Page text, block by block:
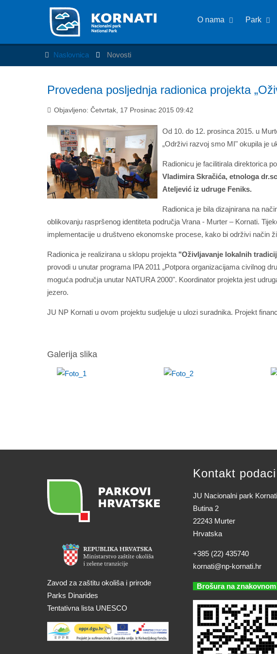
O nama Park
Naslovnica Novosti
Provedena posljednja radionica projekta
Objavljeno: Četvrtak, 17 Prosinac 2015 09:42
Od 10. do 12. prosinca 2015. u
„Održivi razvoj smo MI" okupila je
Radionicu je facilitirala direktorica
Vladimira Skračića, etnologa
Ateljević iz udruge Feniks.
Radionica je bila dizajnirana na
oblikovanju raspršenog identiteta područja Vrana - Murter – Kornati.
implementacije u društveno ekonomske procese, kako bi održivi način
Radionica je realizirana u sklopu projekta "Oživljavanje lokalnih
provodi u unutar programa IPA 2011 „Potpora organizacijama civilnog
moguća područja unutar NATURA 2000". Koordinator projekta jest
jezero.
JU NP Kornati u ovom projektu sudjeluje u ulozi suradnika. Projekt
Galerija slika
Zavod za zaštitu okoliša i prirode
Parks Dinarides
Tentativna lista UNESCO
Kontakt podaci
JU Nacionalni park Kornati
Butina 2
22243 Murter
Hrvatska
+385 (22) 435740
kornati@np-kornati.hr
Brošura na